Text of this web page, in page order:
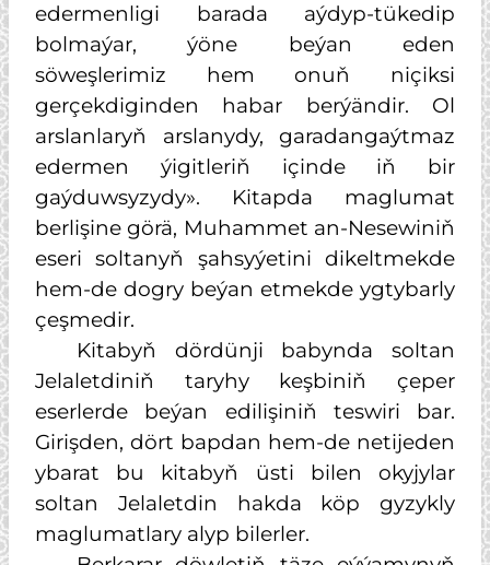
edermenligi barada aýdyp-tükedip
bolmaýar, ýöne beýan eden
söweşlerimiz hem onuň niçiksi
gerçekdiginden habar berýändir. Ol
arslanlaryň arslanydy, garadangaýtmaz
edermen ýigitleriň içinde iň bir
gaýduwsyzydy». Kitapda maglumat
berlişine görä, Muhammet an-Nesewiniň
eseri soltanyň şahsyýetini dikeltmekde
hem-de dogry beýan etmekde ygtybarly
çeşmedir.
Kitabyň dördünji babynda soltan
Jelaletdiniň taryhy keşbiniň çeper
eserlerde beýan edilişiniň teswiri bar.
Girişden, dört bapdan hem-de netijeden
ybarat bu kitabyň üsti bilen okyjylar
soltan Jelaletdin hakda köp gyzykly
maglumatlary alyp bilerler.